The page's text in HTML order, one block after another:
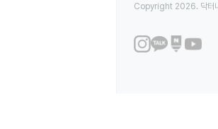
Copyright 2026. 닥터